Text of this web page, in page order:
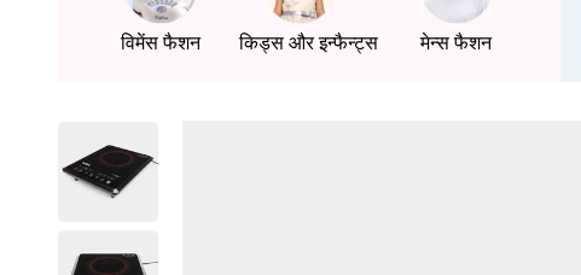
विमेंस फैशन किड्स और इन्फैन्ट्स मेन्स फैशन